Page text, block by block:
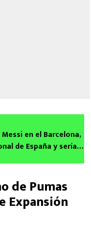
en el Barcelona,
de España y sería
de Pumas
Expansión